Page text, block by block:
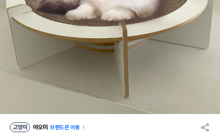
고양이 야오미 브랜드관 이동